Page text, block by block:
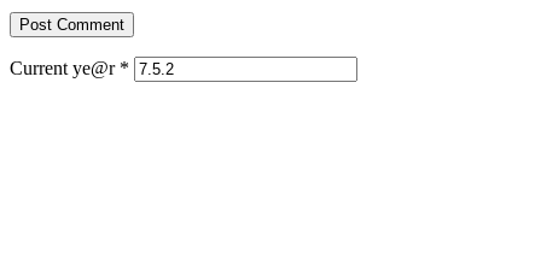
Current ye@r *